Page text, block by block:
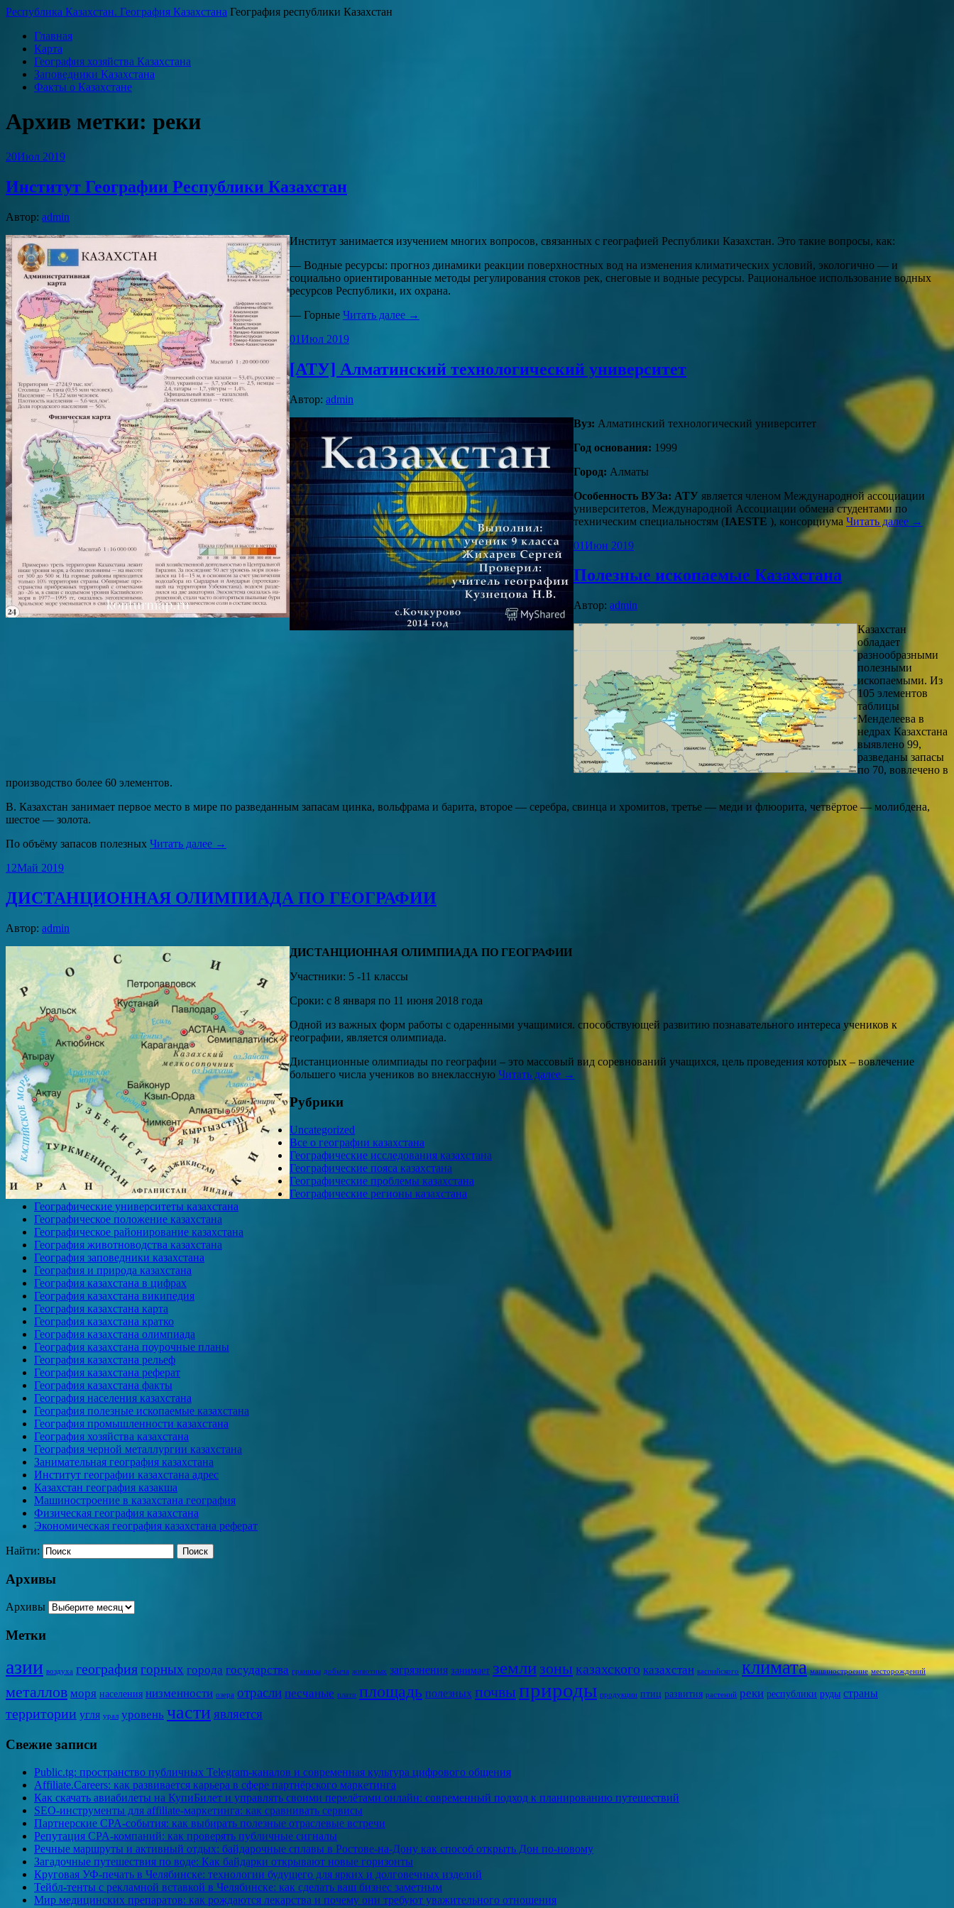
Республика Казахстан. География Казахстана География республики Казахстан
Главная
Карта
География хозяйства Казахстана
Заповедники Казахстана
Факты о Казахстане
Архив метки: реки
20Июл 2019
Институт Географии Республики Казахстан
Автор: admin
Институт занимается изучением многих вопросов, связанных с географией Республики Казахстан. Это такие вопросы, как:
— Водные ресурсы: прогноз динамики реакции поверхностных вод на изменения климатических условий, экологично — и
социально ориентированные методы регулирования стоков рек, снеговые и водные ресурсы. Рациональное использование водных
ресурсов Республики, их охрана.
— Горные Читать далее →
01Июл 2019
[АТУ] Алматинский технологический университет
Автор: admin
Вуз: Алматинский технологический университет
Год основания: 1999
Город: Алматы
Особенность ВУЗа: АТУ является членом Международной ассоциации
университетов, Международной Ассоциации обмена студентами по
техническим специальностям (IAESTE ), консорциума Читать далее →
01Июн 2019
Полезные ископаемые Казахстана
Автор: admin
Казахстан
обладает
разнообразными
полезными
ископаемыми. Из
105 элементов
таблицы
Менделеева в
недрах Казахстана
выявлено 99,
разведаны запасы
по 70, вовлечено в
производство более 60 элементов.
В. Казахстан занимает первое место в мире по разведанным запасам цинка, вольфрама и барита, второе — серебра, свинца и хромитов, третье — меди и флюорита, четвёртое — молибдена,
шестое — золота.
По объёму запасов полезных Читать далее →
12Май 2019
ДИСТАНЦИОННАЯ ОЛИМПИАДА ПО ГЕОГРАФИИ
Автор: admin
ДИСТАНЦИОННАЯ ОЛИМПИАДА ПО ГЕОГРАФИИ
Участники: 5 -11 классы
Сроки: с 8 января по 11 июня 2018 года
Одной из важных форм работы с одаренными учащимися. способствующей развитию познавательного интереса учеников к
географии, является олимпиада.
Дистанционные олимпиады по географии – это массовый вид соревнований учащихся, цель проведения которых – вовлечение
большего числа учеников во внеклассную Читать далее →
Рубрики
Uncategorized
Все о географии казахстана
Географические исследования казахстана
Географические пояса казахстана
Географические проблемы казахстана
Географические регионы казахстана
Географические университеты казахстана
Географическое положение казахстана
Географическое районирование казахстана
География животноводства казахстана
География заповедники казахстана
География и природа казахстана
География казахстана в цифрах
География казахстана википедия
География казахстана карта
География казахстана кратко
География казахстана олимпиада
География казахстана поурочные планы
География казахстана рельеф
География казахстана реферат
География казахстана факты
География населения казахстана
География полезные ископаемые казахстана
География промышленности казахстана
География хозяйства казахстана
География черной металлургии казахстана
Занимательная география казахстана
Институт географии казахстана адрес
Казахстан география казакша
Машиностроение в казахстана география
Физическая география казахстана
Экономическая география казахстана реферат
Найти:
Архивы
Архивы
Метки
азии воздуха географиягорных города государства границы добыча животных загрязнения занимает земли зоны казахского казахстан каспийского климата машиностроение месторождений
металлов моря населения низменности озера отрасли песчаные плато площадь полезных почвы природы продукции птиц развития растений реки республики руды страны
территории угля урал уровень части является
Свежие записи
Public.tg: пространство публичных Telegram-каналов и современная культура цифрового общения
Affiliate.Careers: как развивается карьера в сфере партнёрского маркетинга
Как скачать авиабилеты на КупиБилет и управлять своими перелётами онлайн: современный подход к планированию путешествий
SEO-инструменты для affiliate-маркетинга: как сравнивать сервисы
Партнерские CPA-события: как выбирать полезные отраслевые встречи
Репутация CPA-компаний: как проверять публичные сигналы
Речные маршруты и активный отдых: байдарочные сплавы в Ростове-на-Дону как способ открыть Дон по-новому
Загадочные путешествия по воде: Как байдарки открывают новые горизонты
Круговая УФ-печать в Челябинске: технологии будущего для ярких и долговечных изделий
Тейбл-тенты с рекламной вставкой в Челябинске: как сделать ваш бизнес заметным
Мир медицинских препаратов: как рождаются лекарства и почему они требуют уважительного отношения